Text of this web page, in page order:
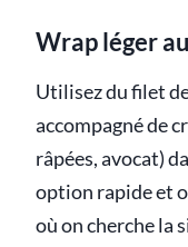
Wrap léger
Utilisez du filet
accompagné de
râpées, avocat)
option rapide et
où on cherche la